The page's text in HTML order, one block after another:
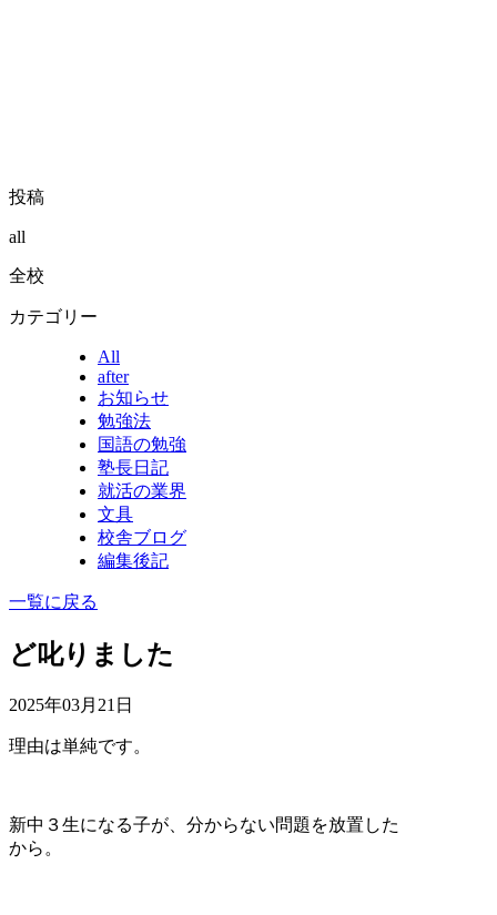
投稿
all
全校
カテゴリー
All
after
お知らせ
勉強法
国語の勉強
塾長日記
就活の業界
文具
校舎ブログ
編集後記
一覧に戻る
ど叱りました
2025年03月21日
理由は単純です。
新中３生になる子が、分からない問題を放置した
から。